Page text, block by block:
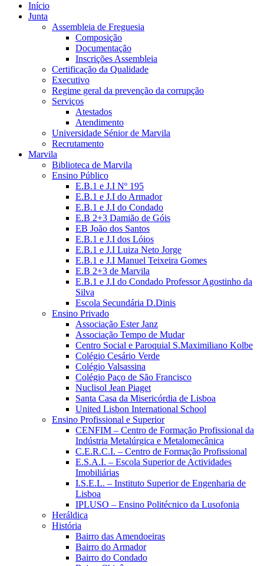
Início
Junta
Assembleia de Freguesia
Composição
Documentação
Inscrições Assembleia
Certificação da Qualidade
Executivo
Regime geral da prevenção da corrupção
Serviços
Atestados
Atendimento
Universidade Sénior de Marvila
Recrutamento
Marvila
Biblioteca de Marvila
Ensino Público
E.B.1 e J.I Nº 195
E.B.1 e J.I do Armador
E.B.1 e J.I do Condado
E.B 2+3 Damião de Góis
EB João dos Santos
E.B.1 e J.I dos Lóios
E.B.1 e J.I Luiza Neto Jorge
E.B.1 e J.I Manuel Teixeira Gomes
E.B 2+3 de Marvila
E.B.1 e J.I do Condado Professor Agostinho da
Silva
Escola Secundária D.Dinis
Ensino Privado
Associação Ester Janz
Associação Tempo de Mudar
Centro Social e Paroquial S.Maximiliano Kolbe
Colégio Cesário Verde
Colégio Valsassina
Colégio Paço de São Francisco
Nuclisol Jean Piaget
Santa Casa da Misericórdia de Lisboa
United Lisbon International School
Ensino Profissional e Superior
CENFIM – Centro de Formação Profissional da
Indústria Metalúrgica e Metalomecânica
C.E.R.C.I. – Centro de Formação Profissional
E.S.A.I. – Escola Superior de Actividades
Imobiliárias
I.S.E.L. – Instituto Superior de Engenharia de
Lisboa
IPLUSO – Ensino Politécnico da Lusofonia
Heráldica
História
Bairro das Amendoeiras
Bairro do Armador
Bairro do Condado